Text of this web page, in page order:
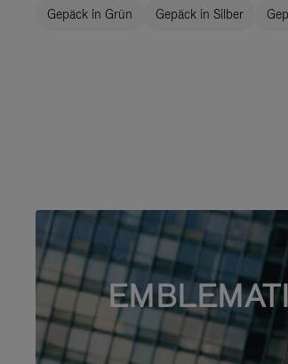
Gepäck in Grün Gepäck in Silber